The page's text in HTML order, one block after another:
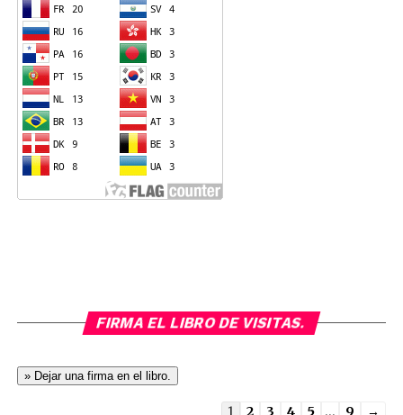
FIRMA EL LIBRO DE VISITAS.
Guestbook
1 2 3 4 5 ... 9
→